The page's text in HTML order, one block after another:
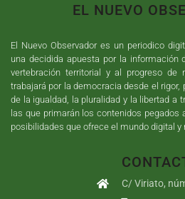
EL NUEVO
El Nuevo Observador es un periodico
una decidida apuesta por la información
vertebración territorial y al progreso de
trabajará por la democracia desde el
de la igualdad, la pluralidad y la libertad a
las que primarán los contenidos pegados
posibilidades que ofrece el mundo digital y
C/ Viriato,